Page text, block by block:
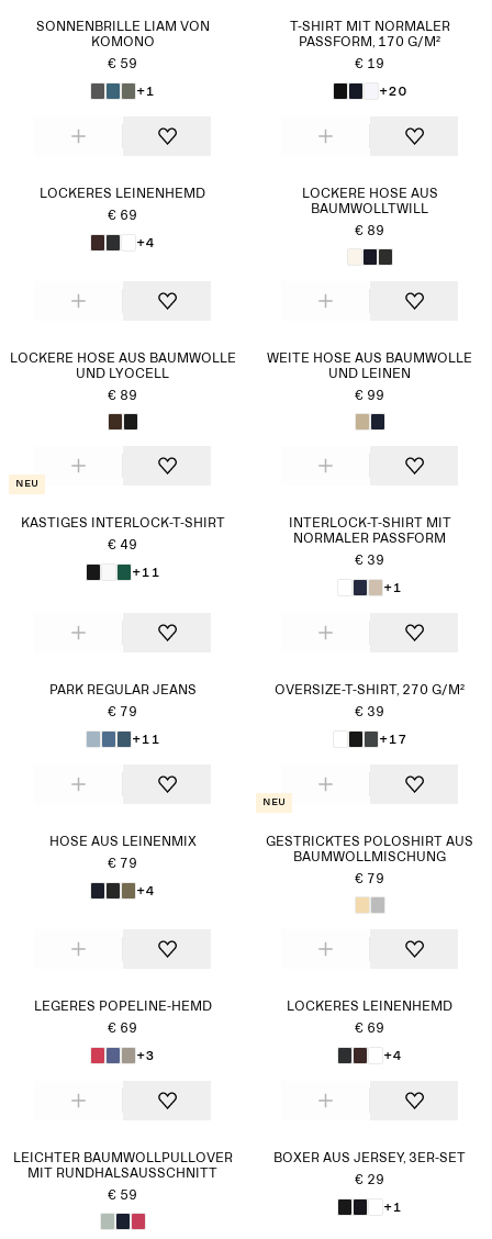
SONNENBRILLE LIAM VON
KOMONO
€ 59
+1
T-SHIRT MIT NORMALER
PASSFORM, 170 G/M²
€ 19
+20
LOCKERES LEINENHEMD
€ 69
+4
LOCKERE HOSE AUS
BAUMWOLLTWILL
€ 89
LOCKERE HOSE AUS BAUMWOLLE
UND LYOCELL
€ 89
WEITE HOSE AUS BAUMWOLLE
UND LEINEN
€ 99
Neu
KASTIGES INTERLOCK-T-SHIRT
€ 49
+11
INTERLOCK-T-SHIRT MIT
NORMALER PASSFORM
€ 39
+1
PARK REGULAR JEANS
€ 79
+11
OVERSIZE-T-SHIRT, 270 G/M²
€ 39
+17
HOSE AUS LEINENMIX
€ 79
+4
Neu
GESTRICKTES POLOSHIRT AUS
BAUMWOLLMISCHUNG
€ 79
LEGERES POPELINE-HEMD
€ 69
+3
LOCKERES LEINENHEMD
€ 69
+4
LEICHTER BAUMWOLLPULLOVER
MIT RUNDHALSAUSSCHNITT
€ 59
BOXER AUS JERSEY, 3ER-SET
€ 29
+1